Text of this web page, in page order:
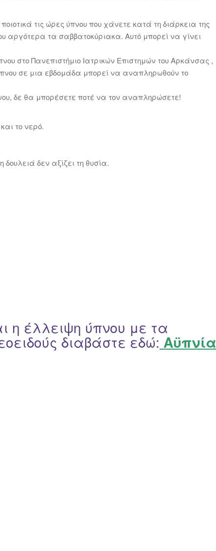
τις ώρες ύπνου που χάνετε κατά τη διάρκεια της
τα σαββατοκύριακα. Αυτό μπορεί να γίνει
στο Πανεπιστήμιο Ιατρικών Επιστημών του Αρκάνσας ,
σε μια εβδομάδα μπορεί να αναπληρωθούν το
δε θα μπορέσετε ποτέ να τον αναπληρώσετε!
το νερό.
δεν αξίζει τη θυσία.
η έλλειψη ύπνου με τα
διαβάστε εδώ: Αϋπνία